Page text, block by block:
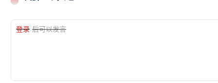
登录 后可以发言